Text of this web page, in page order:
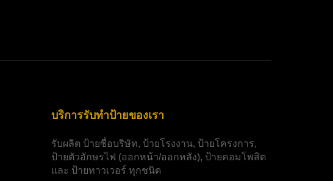
บริการรับทำป้ายของเรา
รับผลิต ป้ายชื่อบริษัท, ป้ายโรงงาน, ป้ายโครงการ,
ป้ายตัวอักษรไฟ (ออกหน้า/ออกหลัง), ป้ายคอมโพสิต
และ ป้ายทาวเวอร์ ทุกชนิด